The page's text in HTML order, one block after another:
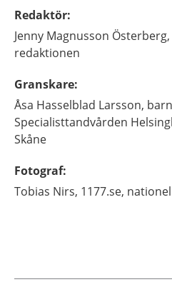
Redaktör:
Jenny Magnusson Österberg,
redaktionen
Granskare:
Åsa Hasselblad Larsson,
Specialisttandvården
Skåne
Fotograf:
Tobias Nirs, 1177.se,